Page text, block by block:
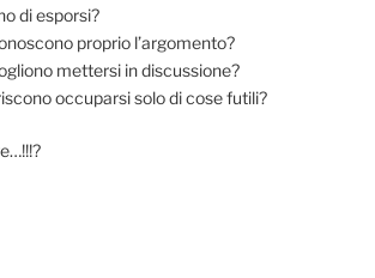
di esporsi?
proprio l’argomento?
mettersi in discussione?
occuparsi solo di cose futili?